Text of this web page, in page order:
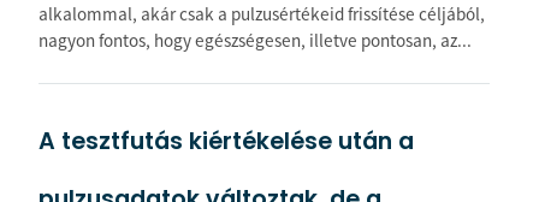
alkalommal, akár csak a pulzusértékeid frissítése céljából,
nagyon fontos, hogy egészségesen, illetve pontosan, az...
A tesztfutás kiértékelése után a